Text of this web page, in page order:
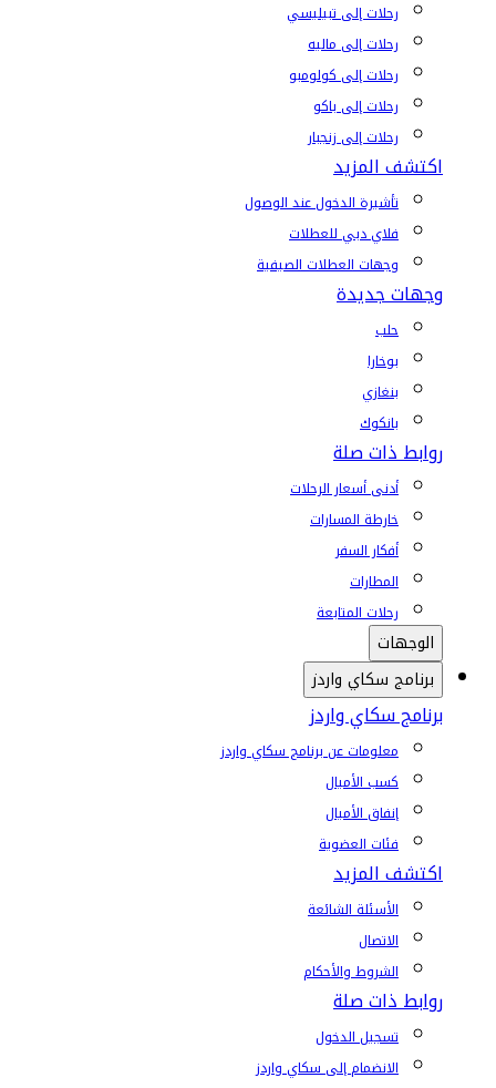
رحلات إلى تبيليسي
رحلات إلى ماليه
رحلات إلى كولومبو
رحلات إلى باكو
رحلات إلى زنجبار
اكتشف المزيد
تأشيرة الدخول عند الوصول
فلاي دبي للعطلات
وجهات العطلات الصيفية
وجهات جديدة
حلب
بوخارا
بنغازي
بانكوك
روابط ذات صلة
أدنى أسعار الرحلات
خارطة المسارات
أفكار السفر
المطارات
رحلات المتابعة
الوجهات
برنامج سكاي واردز
برنامج سكاي واردز
معلومات عن برنامج سكاي واردز
كسب الأميال
إنفاق الأميال
فئات العضوية
اكتشف المزيد
الأسئلة الشائعة
الاتصال
الشروط والأحكام
روابط ذات صلة
تسجيل الدخول
الانضمام إلى سكاي واردز